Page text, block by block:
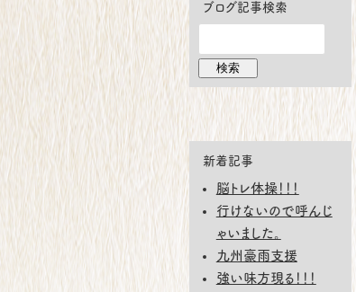
ブログ記事検索
新着記事
脳トレ体操！！！
行けないので呼んじ
ゃいました。
九州豪雨支援
強い味方現る！！！